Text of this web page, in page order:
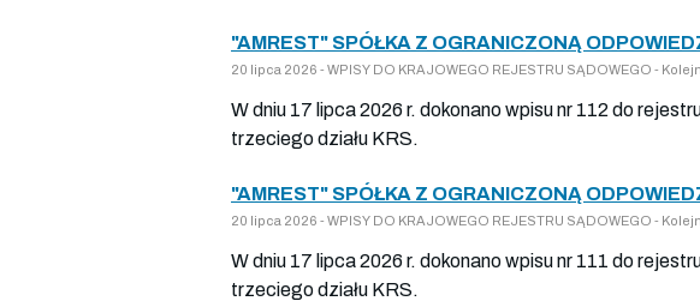
"AMREST" SPÓŁKA Z OGRANICZONĄ
20 lipca 2026 - WPISY DO KRAJOWEGO REJESTRU SĄDOWEGO -
W dniu 17 lipca 2026 r. dokonano wpisu nr 112 do
trzeciego działu KRS.
"AMREST" SPÓŁKA Z OGRANICZONĄ
20 lipca 2026 - WPISY DO KRAJOWEGO REJESTRU SĄDOWEGO -
W dniu 17 lipca 2026 r. dokonano wpisu nr 111 do
trzeciego działu KRS.